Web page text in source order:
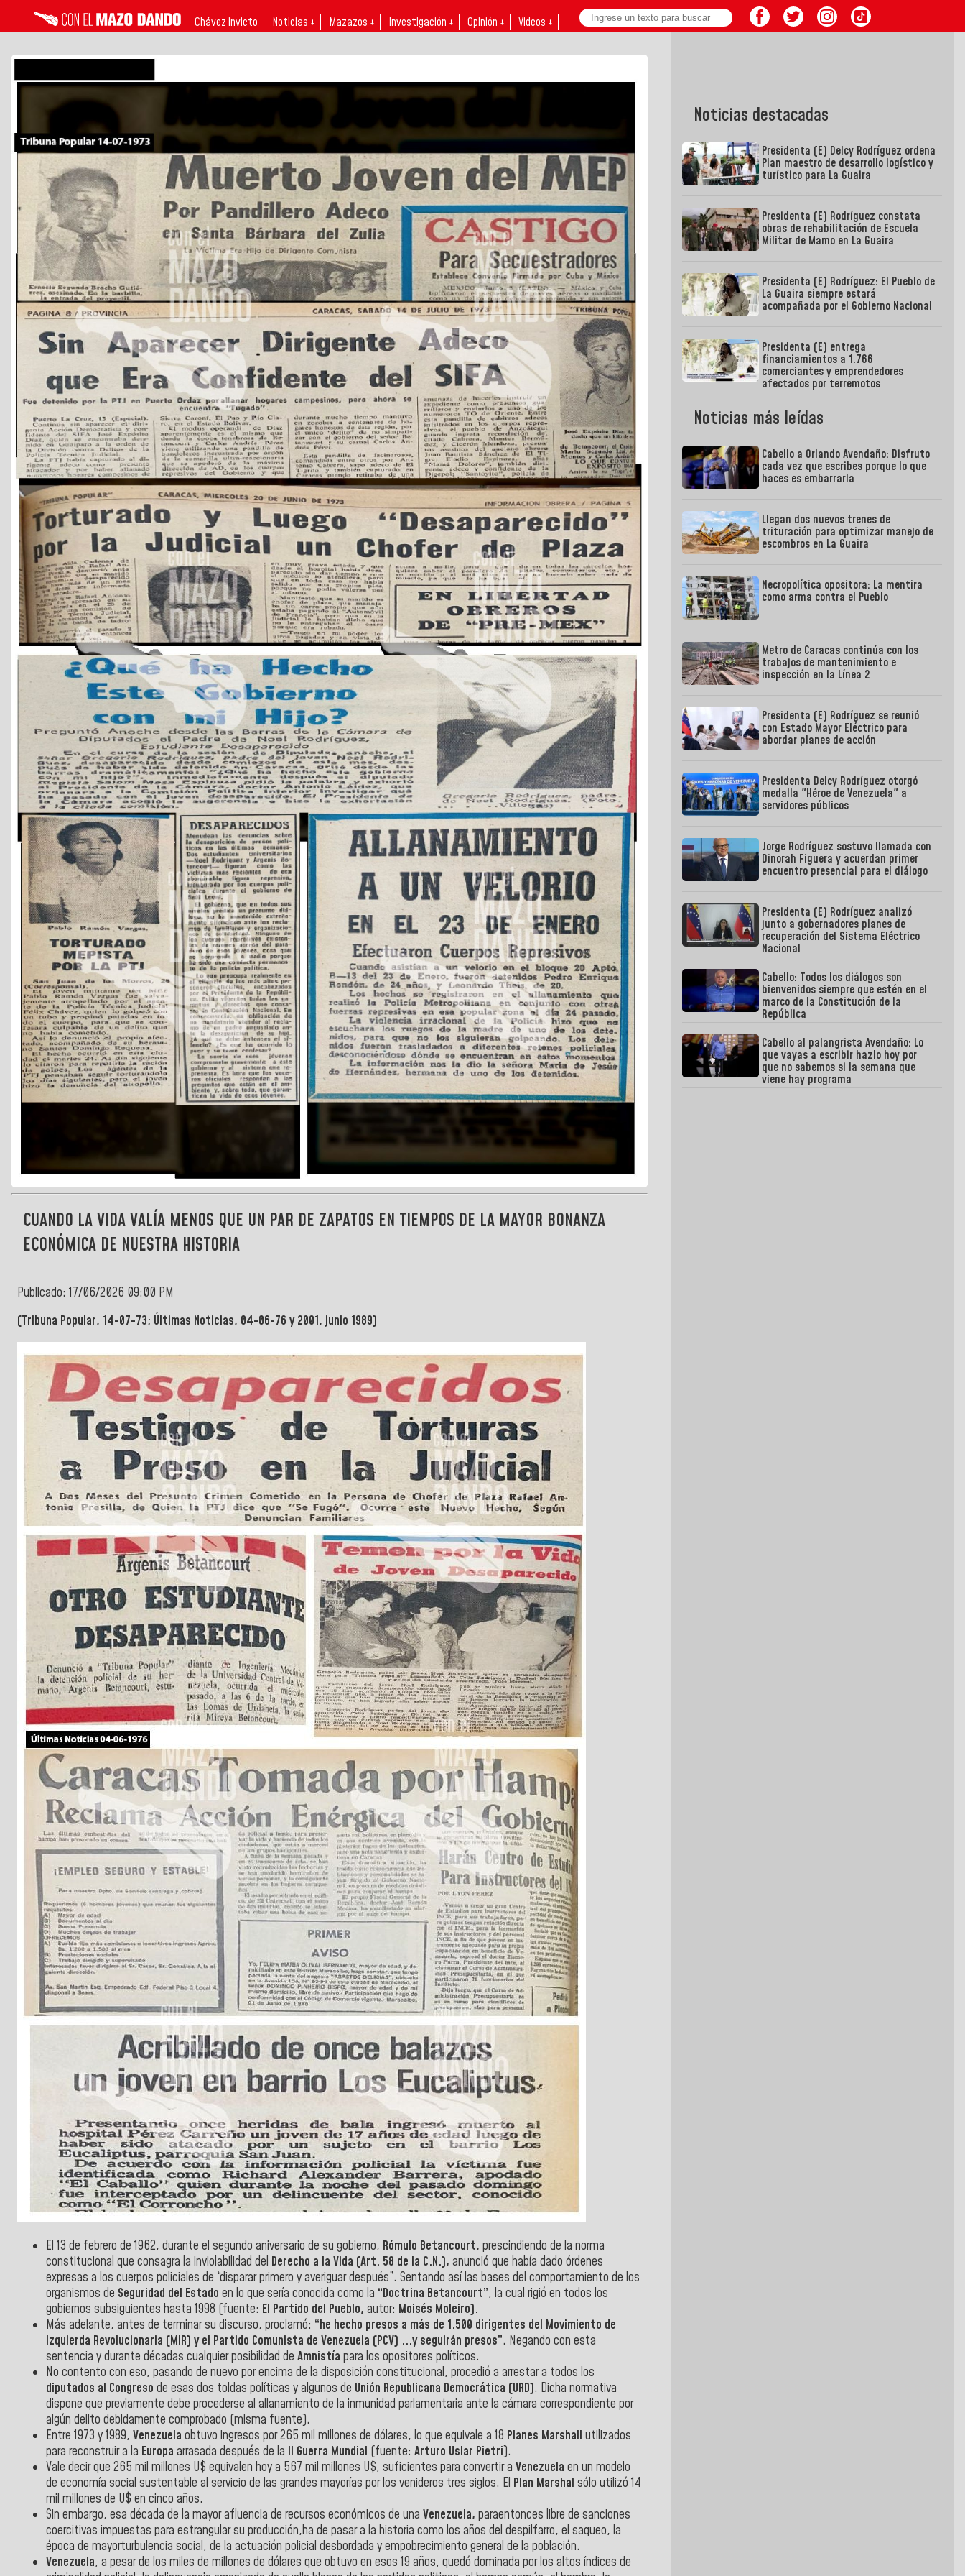
Chávez invicto Noticias ↓ Mazazos ↓ Investigación ↓ Opinión ↓ Videos ↓
CUANDO LA VIDA VALÍA MENOS QUE UN PAR DE ZAPATOS EN TIEMPOS DE LA MAYOR BONANZA
ECONÓMICA DE NUESTRA HISTORIA
Publicado: 17/06/2026 09:00 PM
(Tribuna Popular, 14-07-73; Últimas Noticias, 04-06-76 y 2001, junio 1989)
El 13 de febrero de 1962, durante el segundo aniversario de su gobierno, Rómulo Betancourt, prescindiendo de la norma
constitucional que consagra la inviolabilidad del Derecho a la Vida (Art. 58 de la C.N.), anunció que había dado órdenes
expresas a los cuerpos policiales de “disparar primero y averiguar después”. Sentando así las bases del comportamiento de los
organismos de Seguridad del Estado en lo que sería conocida como la “Doctrina Betancourt”, la cual rigió en todos los
gobiernos subsiguientes hasta 1998 (fuente: El Partido del Pueblo, autor: Moisés Moleiro).
Más adelante, antes de terminar su discurso, proclamó: “he hecho presos a más de 1.500 dirigentes del Movimiento de
Izquierda Revolucionaria (MIR) y el Partido Comunista de Venezuela (PCV) ...y seguirán presos”. Negando con esta
sentencia y durante décadas cualquier posibilidad de Amnistía para los opositores políticos.
No contento con eso, pasando de nuevo por encima de la disposición constitucional, procedió a arrestar a todos los
diputados al Congreso de esas dos toldas políticas y algunos de Unión Republicana Democrática (URD). Dicha normativa
dispone que previamente debe procederse al allanamiento de la inmunidad parlamentaria ante la cámara correspondiente por
algún delito debidamente comprobado (misma fuente).
Entre 1973 y 1989, Venezuela obtuvo ingresos por 265 mil millones de dólares, lo que equivale a 18 Planes Marshall utilizados
para reconstruir a la Europa arrasada después de la II Guerra Mundial (fuente: Arturo Uslar Pietri).
Vale decir que 265 mil millones U$ equivalen hoy a 567 mil millones U$, suficientes para convertir a Venezuela en un modelo
de economía social sustentable al servicio de las grandes mayorías por los venideros tres siglos. El Plan Marshal sólo utilizó 14
mil millones de U$ en cinco años.
Sin embargo, esa década de la mayor afluencia de recursos económicos de una Venezuela, paraentonces libre de sanciones
coercitivas impuestas para estrangular su producción,ha de pasar a la historia como los años del despilfarro, el saqueo, la
época de mayorturbulencia social, de la actuación policial desbordada y empobrecimiento general de la población.
Venezuela, a pesar de los miles de millones de dólares que obtuvo en esos 19 años, quedó dominada por los altos índices de
Noticias destacadas
Presidenta (E) Delcy Rodríguez ordena
Plan maestro de desarrollo logístico y
turístico para La Guaira
Presidenta (E) Rodríguez constata
obras de rehabilitación de Escuela
Militar de Mamo en La Guaira
Presidenta (E) Rodríguez: El Pueblo de
La Guaira siempre estará
acompañada por el Gobierno Nacional
Presidenta (E) entrega
financiamientos a 1.766
comerciantes y emprendedores
afectados por terremotos
Noticias más leídas
Cabello a Orlando Avendaño: Disfruto
cada vez que escribes porque lo que
haces es embarrarla
Llegan dos nuevos trenes de
trituración para optimizar manejo de
escombros en La Guaira
Necropolítica opositora: La mentira
como arma contra el Pueblo
Metro de Caracas continúa con los
trabajos de mantenimiento e
inspección en la Línea 2
Presidenta (E) Rodríguez se reunió
con Estado Mayor Eléctrico para
abordar planes de acción
Presidenta Delcy Rodríguez otorgó
medalla "Héroe de Venezuela" a
servidores públicos
Jorge Rodríguez sostuvo llamada con
Dinorah Figuera y acuerdan primer
encuentro presencial para el diálogo
Presidenta (E) Rodríguez analizó
junto a gobernadores planes de
recuperación del Sistema Eléctrico
Nacional
Cabello: Todos los diálogos son
bienvenidos siempre que estén en el
marco de la Constitución de la
República
Cabello al palangrista Avendaño: Lo
que vayas a escribir hazlo hoy por
que no sabemos si la semana que
viene hay programa